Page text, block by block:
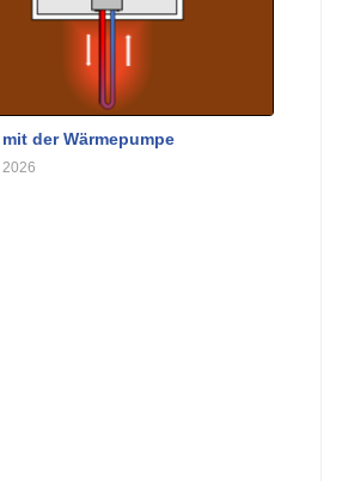
der Wärmepumpe
2026